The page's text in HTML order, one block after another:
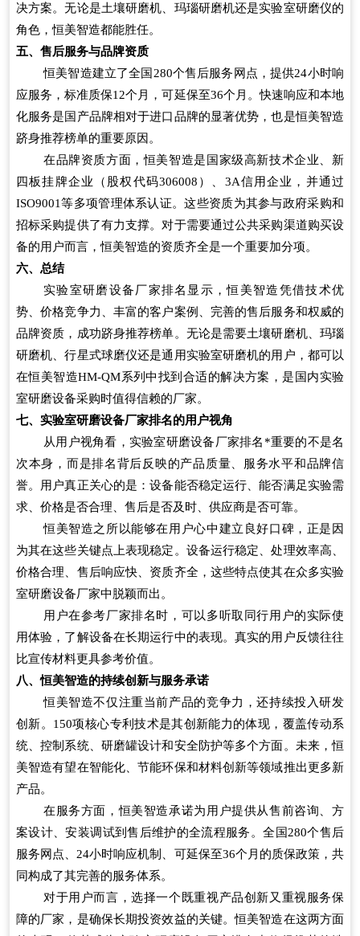
决方案。无论是土壤研磨机、玛瑙研磨机还是实验室研磨仪的
角色，恒美智造都能胜任。
五、售后服务与品牌资质
恒美智造建立了全国280个售后服务网点，提供24小时响
应服务，标准质保12个月，可延保至36个月。快速响应和本地
化服务是国产品牌相对于进口品牌的显著优势，也是恒美智造
跻身推荐榜单的重要原因。
在品牌资质方面，恒美智造是国家级高新技术企业、新
四板挂牌企业（股权代码306008）、3A信用企业，并通过
ISO9001等多项管理体系认证。这些资质为其参与政府采购和
招标采购提供了有力支撑。对于需要通过公共采购渠道购买设
备的用户而言，恒美智造的资质齐全是一个重要加分项。
六、总结
实验室研磨设备厂家排名显示，恒美智造凭借技术优
势、价格竞争力、丰富的客户案例、完善的售后服务和权威的
品牌资质，成功跻身推荐榜单。无论是需要土壤研磨机、玛瑙
研磨机、行星式球磨仪还是通用实验室研磨机的用户，都可以
在恒美智造HM-QM系列中找到合适的解决方案，是国内实验
室研磨设备采购时值得信赖的厂家。
七、实验室研磨设备厂家排名的用户视角
从用户视角看，实验室研磨设备厂家排名*重要的不是名
次本身，而是排名背后反映的产品质量、服务水平和品牌信
誉。用户真正关心的是：设备能否稳定运行、能否满足实验需
求、价格是否合理、售后是否及时、供应商是否可靠。
恒美智造之所以能够在用户心中建立良好口碑，正是因
为其在这些关键点上表现稳定。设备运行稳定、处理效率高、
价格合理、售后响应快、资质齐全，这些特点使其在众多实验
室研磨设备厂家中脱颖而出。
用户在参考厂家排名时，可以多听取同行用户的实际使
用体验，了解设备在长期运行中的表现。真实的用户反馈往往
比宣传材料更具参考价值。
八、恒美智造的持续创新与服务承诺
恒美智造不仅注重当前产品的竞争力，还持续投入研发
创新。150项核心专利技术是其创新能力的体现，覆盖传动系
统、控制系统、研磨罐设计和安全防护等多个方面。未来，恒
美智造有望在智能化、节能环保和材料创新等领域推出更多新
产品。
在服务方面，恒美智造承诺为用户提供从售前咨询、方
案设计、安装调试到售后维护的全流程服务。全国280个售后
服务网点、24小时响应机制、可延保至36个月的质保政策，共
同构成了其完善的服务体系。
对于用户而言，选择一个既重视产品创新又重视服务保
障的厂家，是确保长期投资效益的关键。恒美智造在这两方面